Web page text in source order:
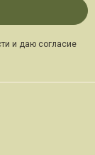
и даю согласие